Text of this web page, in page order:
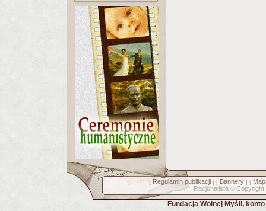
[ Regulamin publikacji] [ Bannery] [
Racjonalista © Copyright
Fundacja Wolnej Myśli,